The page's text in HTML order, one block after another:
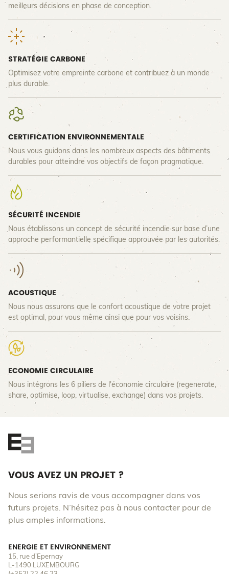
meilleurs décisions en phase de conception.
STRATÉGIE CARBONE
Optimisez votre empreinte carbone et contribuez à un monde
plus durable.
CERTIFICATION ENVIRONNEMENTALE
Nous vous guidons dans les nombreux aspects des bâtiments
durables pour atteindre vos objectifs de façon pragmatique.
SÉCURITÉ INCENDIE
Nous établissons un concept de sécurité incendie sur base d’une
approche performantielle spécifique approuvée par les autorités.
ACOUSTIQUE
Nous nous assurons que le confort acoustique de votre projet
est optimal, pour vous même ainsi que pour vos voisins.
ECONOMIE CIRCULAIRE
Nous intégrons les 6 piliers de l'économie circulaire (regenerate,
share, optimise, loop, virtualise, exchange) dans vos projets.
VOUS AVEZ UN PROJET ?
Nous serions ravis de vous accompagner dans vos
futurs projets. N’hésitez pas à nous contacter pour de
plus amples informations.
ENERGIE ET ENVIRONNEMENT
15, rue d’Epernay
L-1490 LUXEMBOURG